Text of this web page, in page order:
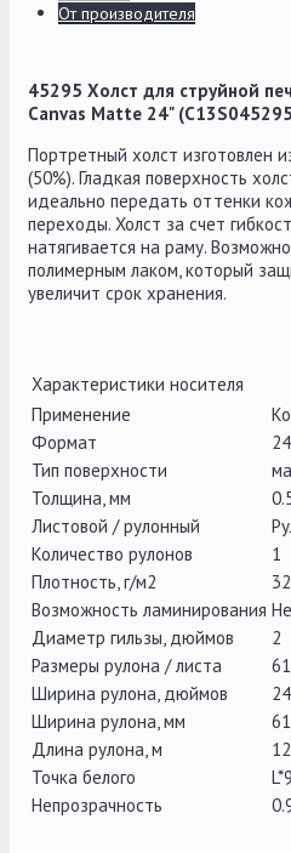
От производителя
45295 Холст для струйной
Canvas Matte 24"
Портретный холст изготовлен
(50%). Гладкая поверхность
идеально передать оттенки
переходы. Холст за счет
натягивается на раму.
полимерным лаком, который
увеличит срок хранения.
Характеристики носителя
Применение
Формат
Тип поверхности
Толщина, мм
Листовой / рулонный
Количество рулонов
1
Плотность, г/м2
Возможность ламинирования
Диаметр гильзы, дюймов
2
Размеры рулона / листа
Ширина рулона, дюймов
24
Ширина рулона, мм
Длина рулона, м
Точка белого
Непрозрачность